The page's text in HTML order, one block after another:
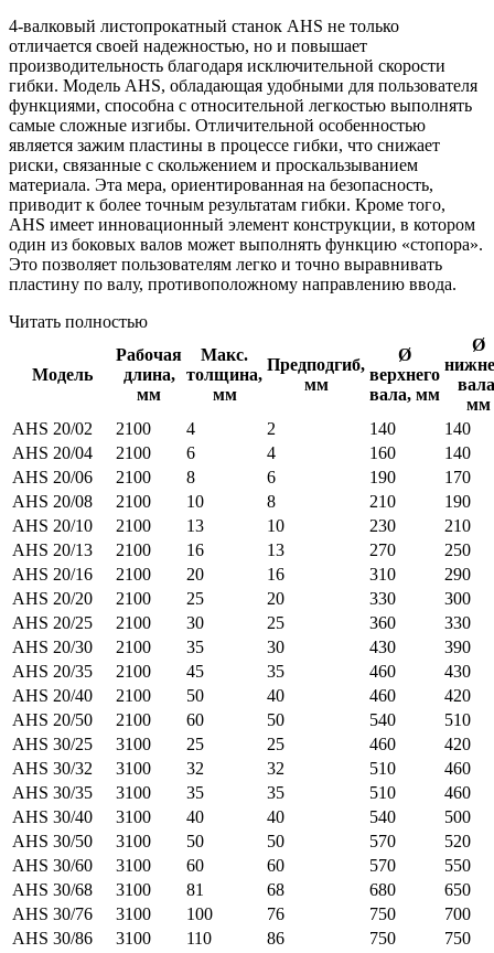
4-валковый листопрокатный станок AHS не только
отличается своей надежностью, но и повышает
производительность благодаря исключительной скорости
гибки. Модель AHS, обладающая удобными для пользователя
функциями, способна с относительной легкостью выполнять
самые сложные изгибы. Отличительной особенностью
является зажим пластины в процессе гибки, что снижает
риски, связанные с скольжением и проскальзыванием
материала. Эта мера, ориентированная на безопасность,
приводит к более точным результатам гибки. Кроме того,
AHS имеет инновационный элемент конструкции, в котором
один из боковых валов может выполнять функцию «стопора».
Это позволяет пользователям легко и точно выравнивать
пластину по валу, противоположному направлению ввода.
Читать полностью
Модель
Рабочая
длина,
мм
Макс.
толщина,
мм
Предподгиб,
мм
Ø
верхнего
вала, мм
Ø
мм
AHS 20/02
2100 4 2 140
140
AHS 20/04
2100 6 4 160
140
AHS 20/06
2100 8 6 190
170
AHS 20/08
2100 10 8 210
190
AHS 20/10
2100 13 10 230
210
AHS 20/13
2100 16 13 270
250
AHS 20/16
2100 20 16 310
290
AHS 20/20
2100 25 20 330
300
AHS 20/25
2100 30 25 360
330
AHS 20/30
2100 35 30 430
390
AHS 20/35
2100 45 35 460
430
AHS 20/40
2100 50 40 460
420
AHS 20/50
2100 60 50 540
510
AHS 30/25
3100 25 25 460
420
AHS 30/32
3100 32 32 510
460
AHS 30/35
3100 35 35 510
460
AHS 30/40
3100 40 40 540
500
AHS 30/50
3100 50 50 570
520
AHS 30/60
3100 60 60 570
550
AHS 30/68
3100 81 68 680
650
AHS 30/76
3100 100 76 750
700
AHS 30/86
3100 110 86 750
750